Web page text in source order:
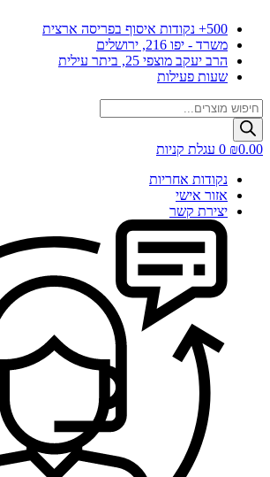
לתוכן
500+ נקודות איסוף בפריסה ארצית
משרד - יפו 216, ירושלים
הרב יעקב מוצפי 25, ביתר עילית
שעות פעילות
Products
search
₪0.00
0 עגלת קניות
נקודות אחריות
אזור אישי
יצירת קשר